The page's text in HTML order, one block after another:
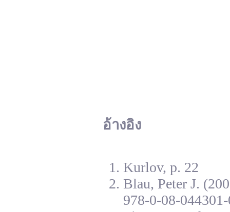
อ้างอิง
Kurlov, p. 22
Blau, Peter J.
978-0-08-